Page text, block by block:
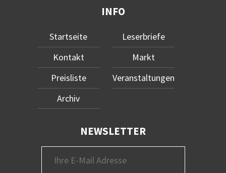
INFO
Startseite
Kontakt
Preisliste
Archiv
Leserbriefe
Markt
Veranstaltungen
NEWSLETTER